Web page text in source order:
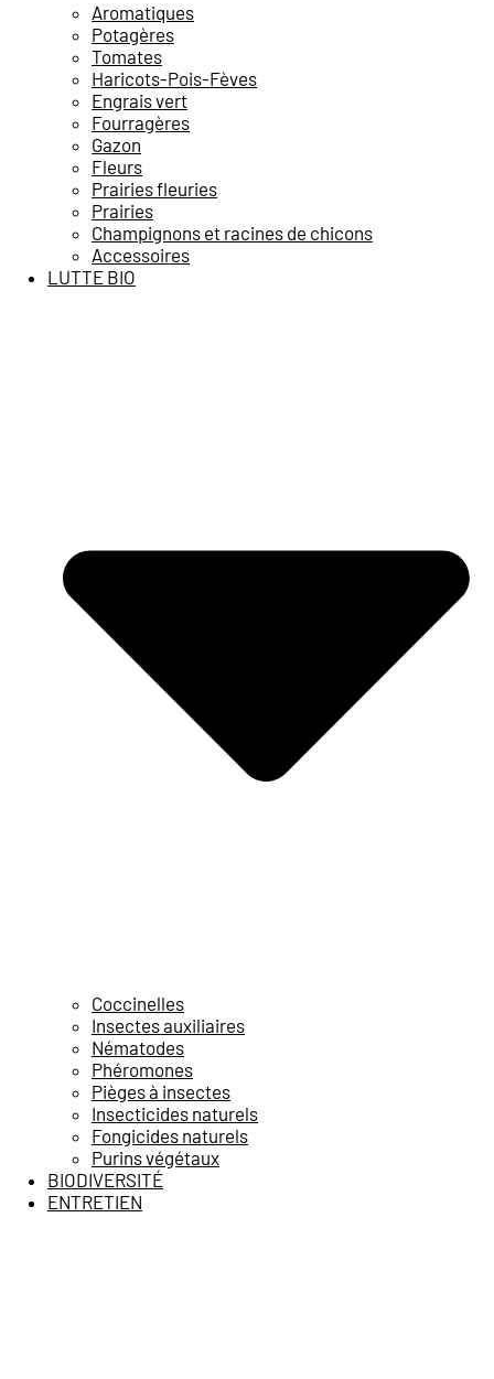
Aromatiques
Potagères
Tomates
Haricots-Pois-Fèves
Engrais vert
Fourragères
Gazon
Fleurs
Prairies fleuries
Prairies
Champignons et racines de chicons
Accessoires
LUTTE BIO
Coccinelles
Insectes auxiliaires
Nématodes
Phéromones
Pièges à insectes
Insecticides naturels
Fongicides naturels
Purins végétaux
BIODIVERSITÉ
ENTRETIEN